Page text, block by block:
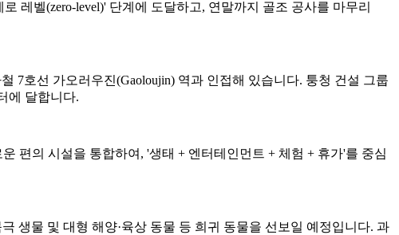
레벨(zero-level)' 단계에 도달하고, 연말까지 골조 공사를 마무리
7호선 가오러우진(Gaoloujin) 역과 인접해 있습니다. 퉁청 건설 그룹
에 달합니다.
편의 시설을 통합하여, '생태 + 엔터테인먼트 + 체험 + 휴가'를 중심
생물 및 대형 해양·육상 동물 등 희귀 동물을 선보일 예정입니다. 과